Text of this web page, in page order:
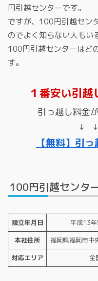
円引越センターです。
ですが、100円引越セン
のでよく知らない人もい
100円引越センターはど
す。
１番安い引越
引っ越し料金
↓
【無料】引
100円引越センタ
設立年月日
平成13
本社住所
福岡県福岡市
対応エリア
全